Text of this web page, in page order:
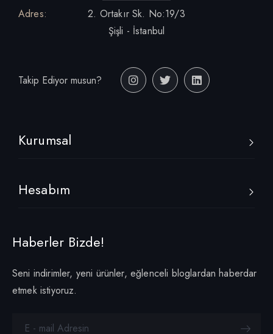
Adres:
2. Ortakır Sk. No:19/3
Şişli - İstanbul
Takip Ediyor musun?
Kurumsal
Hesabım
Haberler Bizde!
Seni indirimler, yeni ürünler, eğlenceli bloglardan haberdar
etmek istiyoruz.